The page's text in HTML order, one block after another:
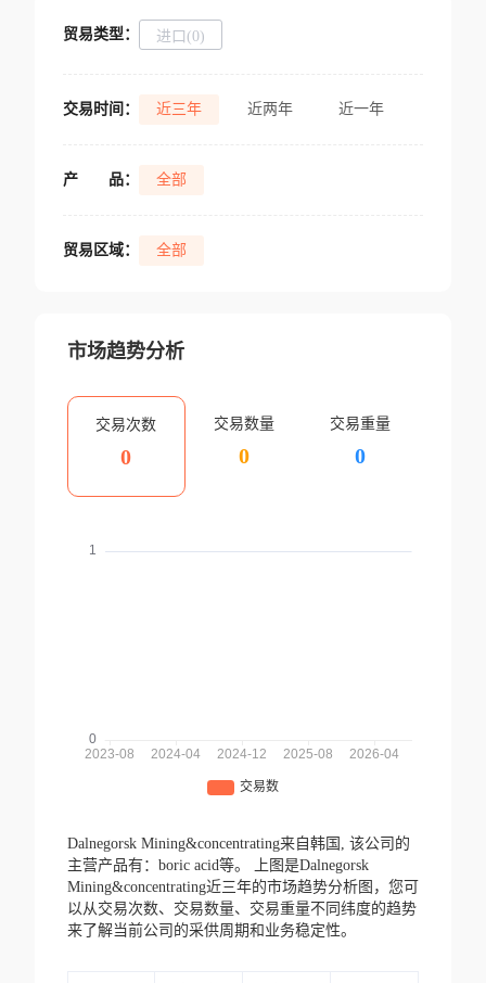
贸易类型： 进口(0)
交易时间： 近三年 近两年 近一年
产 品： 全部
贸易区域： 全部
市场趋势分析
交易次数
0
交易数量
0
交易重量
0
Dalnegorsk Mining&concentrating来自韩国, 该公司的
主营产品有：boric acid等。
上图是Dalnegorsk
Mining&concentrating近三年的市场趋势分析图，您可
以从交易次数、交易数量、交易重量不同纬度的趋势
来了解当前公司的采供周期和业务稳定性。